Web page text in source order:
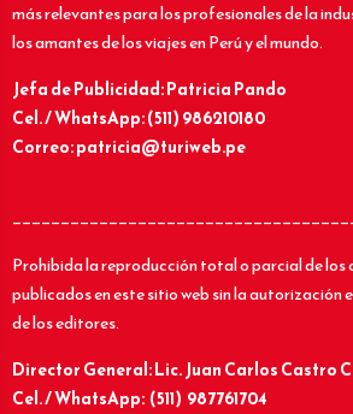
más relevantes para los profesionales de la
los amantes de los viajes en Perú y el mundo.
Jefa de Publicidad: Patricia Pando
Cel. / WhatsApp: (511) 986210180
Correo: patricia@turiweb.pe
Prohibida la reproducción total o parcial de los
publicados en este sitio web sin la autorización
de los editores.
Director General: Lic.Juan Carlos Castro
Cel. / WhatsApp: (511) 987761704